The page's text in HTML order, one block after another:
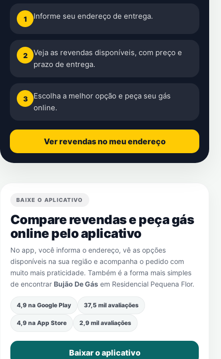
1 Informe seu endereço de entrega.
2
Veja as revendas disponíveis, com preço e
prazo de entrega.
3
Escolha a melhor opção e peça seu gás
online.
Ver revendas no meu endereço
BAIXE O APLICATIVO
Compare revendas e peça gás
online pelo aplicativo
No app, você informa o endereço, vê as opções
disponíveis na sua região e acompanha o pedido com
muito mais praticidade. Também é a forma mais simples
de encontrar Bujão De Gás em Residencial Pequena Flor.
4,9 na Google Play 37,5 mil avaliações
4,9 na App Store 2,9 mil avaliações
Baixar o aplicativo